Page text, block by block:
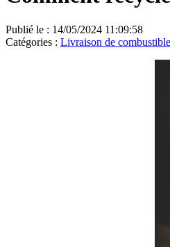
Publié le : 14/05/2024 11:09:58
Catégories : Livraison de